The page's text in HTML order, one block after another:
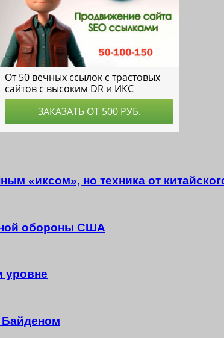
«иксом», но техника от
обороны США
уровне
Байденом